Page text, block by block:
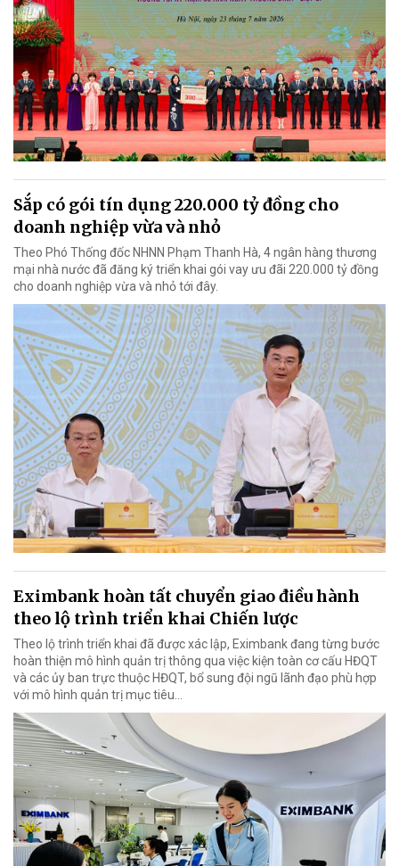
Sắp có gói tín dụng 220.000 tỷ đồng cho
doanh nghiệp vừa và nhỏ
Theo Phó Thống đốc NHNN Phạm Thanh Hà, 4 ngân hàng thương
mại nhà nước đã đăng ký triển khai gói vay ưu đãi 220.000 tỷ đồng
cho doanh nghiệp vừa và nhỏ tới đây.
Eximbank hoàn tất chuyển giao điều hành
theo lộ trình triển khai Chiến lược
Theo lộ trình triển khai đã được xác lập, Eximbank đang từng bước
hoàn thiện mô hình quản trị thông qua việc kiện toàn cơ cấu HĐQT
và các ủy ban trực thuộc HĐQT, bổ sung đội ngũ lãnh đạo phù hợp
với mô hình quản trị mục tiêu...